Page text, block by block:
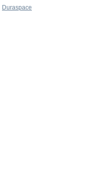
Duraspace